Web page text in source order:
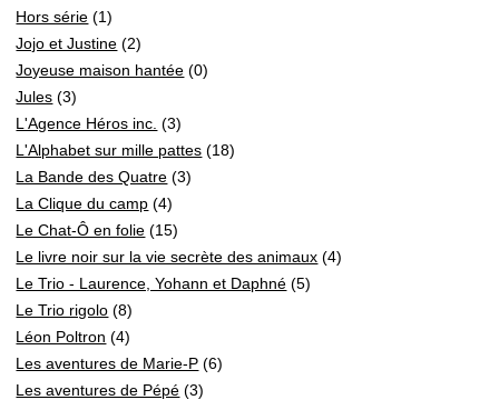
Hors série (1)
Jojo et Justine (2)
Joyeuse maison hantée (0)
Jules (3)
L'Agence Héros inc. (3)
L'Alphabet sur mille pattes (18)
La Bande des Quatre (3)
La Clique du camp (4)
Le Chat-Ô en folie (15)
Le livre noir sur la vie secrète des animaux (4)
Le Trio - Laurence, Yohann et Daphné (5)
Le Trio rigolo (8)
Léon Poltron (4)
Les aventures de Marie-P (6)
Les aventures de Pépé (3)